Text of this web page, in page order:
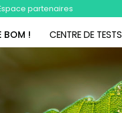
partenaires
BOM ! CENTRE DE TESTS